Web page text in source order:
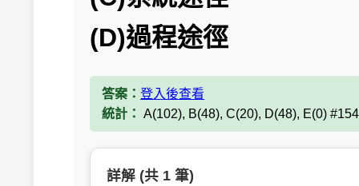
(D)過程途徑
答案： 登入後查看
統計： A(102), B(48), C(20), D(48), E(0)
詳解 (共 1 筆)